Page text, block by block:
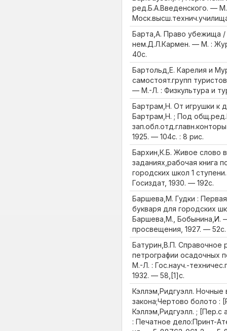
ред.Б.А.Введенского. —
Барта,А. Право убежища /
нем.Д.Л.Кармен. — М. :
40с.
Бартольд,Е. Карелия и
самостоят.групп
— М.-Л. : Физкультура и
Бартрам,Н. От игрушки к
Бартрам,Н. ; Под
1925. — 104с. : 8 рис.
Бархин,К.Б. Живое слово
заданиях,рабочая книга
городских школ 1
Госиздат, 1930. — 192с.
Баршева,М. Гудки :
букваря для городских
Баршева,М., Бобынина,И.
просвещения, 1927. — 52с.
Батурин,В.П. Справочное
петрографии осадочных
М.-Л. : Гос.науч.-
1932. — 58,[1]с.
Кэллэм,Ридгуэлл. Ночные
закона;Чертово болото :
Кэллэм,Ридгуэлл. ;
: Печатное дело:Принт-